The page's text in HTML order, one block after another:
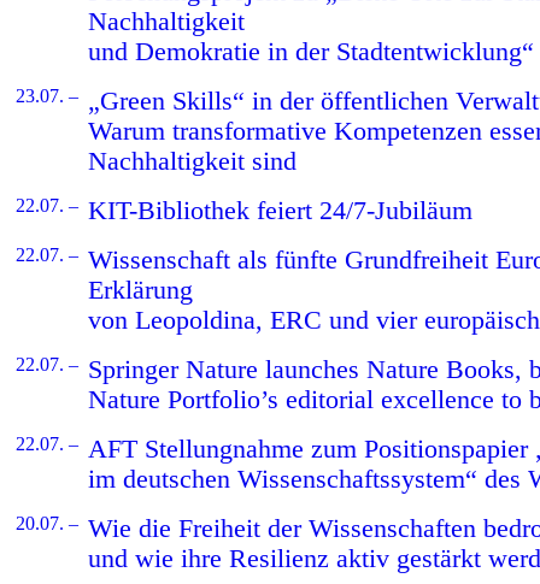
Nachhaltigkeit
und Demokratie in der Stadtentwicklung“
23.07. – „Green Skills“ in der öffentlichen
Warum transformative Kompetenzen
Nachhaltigkeit sind
22.07. – KIT-Bibliothek feiert 24/7-Jubiläum
22.07. – Wissenschaft als fünfte Grundfreiheit
Erklärung
von Leopoldina, ERC und vier
22.07. – Springer Nature launches Nature Books,
Nature Portfolio’s editorial excellence to
22.07. – AFT Stellungnahme zum Positionspapier
im deutschen Wissenschaftssystem“ des
20.07. – Wie die Freiheit der Wissenschaften
und wie ihre Resilienz aktiv gestärkt